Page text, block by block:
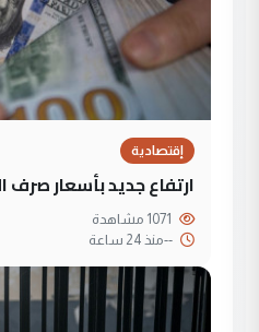
إقتصادية
ارتفاع جديد بأسعار صرف
--منذ 24 ساعة